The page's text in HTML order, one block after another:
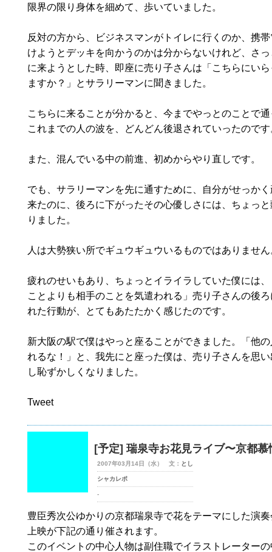
限界の限り身体を細めて、歩いていました。
反対の方から、ビジネスマンがトイレに行くのか、携
けようとデッキを向かうのかは分からないけれど、さ
に来ようとした時、即座に売り子さんは「こちらにい
ますか？」とサラリーマンに聞きました。
こちらに来ることが分かると、今までやっとのことで
これまでの人の波を、どんどん後退されていったので
また、混んでいる中の前進、初めからやり直しです。
でも、サラリーマンを先に通すために、自分がせっか
来たのに、後ろに下がったその心優しさには、ちょっ
りました。
人は大勢狭い所でギュウギュウいるものではありませ
疲れのせいもあり、ちょっとイライラしていた僕には
ことよりも相手のことを気遣われる」売り子さんの後
れた行動が、とてもあたたかく感じたのです。
新大阪の駅で僕はやっと座ることができました。「他
れるな！」と、我先にと座った僕は、売り子さんを思
し恥ずかしくなりました。
Tweet
[予定] 瑞泉寺お花見ライブ〜京都慕
2007年03月14日（水） 文： とし
シャカレポ
-
豊臣秀次公ゆかりの京都瑞泉寺で花をテーマにした演
上映が下記の通り催されます。
このイベントの中心人物は副住職でイラストレーター